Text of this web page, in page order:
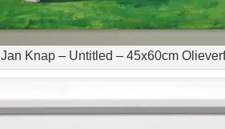
Jan Knap – Untitled – 45x60cm